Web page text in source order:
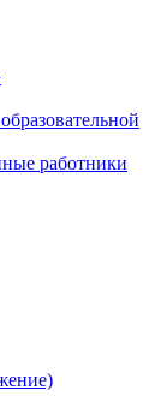
работники